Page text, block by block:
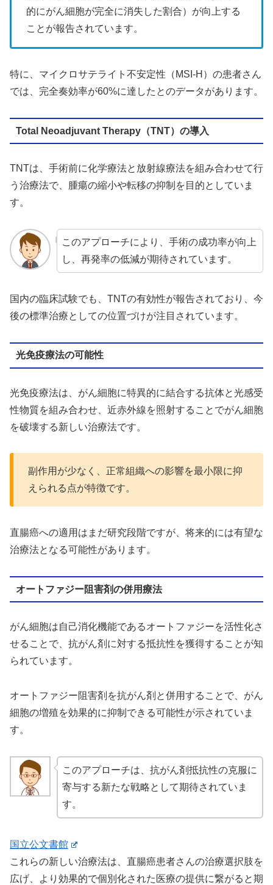
的にがん細胞が完全に消失した割合）が向上する
ことが報告されています。
特に、マイクロサテライト不安定性（MSI-H）の患者さん
では、完全奏効率が60%に達したとのデータがあります。
Total Neoadjuvant Therapy（TNT）の導入
TNTは、手術前に化学療法と放射線療法を組み合わせて行
う治療法で、腫瘍の縮小や転移の抑制を目的としていま
す。
このアプローチにより、手術の成功率が向上
し、再発率の低減が期待されています。
国内の臨床試験でも、TNTの有効性が報告されており、今
後の標準治療としての位置づけが注目されています。
光免疫療法の可能性
光免疫療法は、がん細胞に特異的に結合する抗体と光感受
性物質を組み合わせ、近赤外線を照射することでがん細胞
を破壊する新しい治療法です。
副作用が少なく、正常組織への影響を最小限に抑
えられる点が特徴です。
直腸癌への適用はまだ研究段階ですが、将来的には有望な
治療法となる可能性があります。
オートファジー阻害剤の併用療法
がん細胞は自己消化機能であるオートファジーを活性化さ
せることで、抗がん剤に対する抵抗性を獲得することが知
られています。
オートファジー阻害剤を抗がん剤と併用することで、がん
細胞の増殖を効果的に抑制できる可能性が示されていま
す。
このアプローチは、抗がん剤抵抗性の克服に
寄与する新たな戦略として期待されていま
す。
国立公文書館
これらの新しい治療法は、直腸癌患者さんの治療選択肢を
広げ、より効果的で個別化された医療の提供に繋がると期